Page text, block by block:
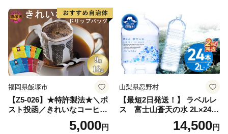
小分け お土産 お取り寄せ グ
ルメ 福岡 九州 福岡県 国産
日本 ふかむし茶 ふかむし 家
庭用 自宅用 ちゃ りょくちゃ
ふかむしちゃ 急須 甘み 川崎
町 送料無料
福岡県飯塚市
【Z5-026】★特許製法★＼ポ
スト投函／きれいなコーヒー
ドリップバッグ9種セット(18
袋)ゆうパケットでお届け！
5,000円
山梨県忍野村
【最短2日発送！】 ラベルレ
ス 富士山蒼天の水 2L×24本
（4ケース）※離島不可 天然
水 ミネラルウォーター 水 ペ
14,500円